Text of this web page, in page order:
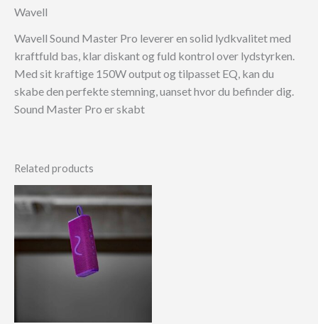
Wavell
Wavell Sound Master Pro leverer en solid lydkvalitet med
kraftfuld bas, klar diskant og fuld kontrol over lydstyrken.
Med sit kraftige 150W output og tilpasset EQ, kan du
skabe den perfekte stemning, uanset hvor du befinder dig.
Sound Master Pro er skabt
Related products